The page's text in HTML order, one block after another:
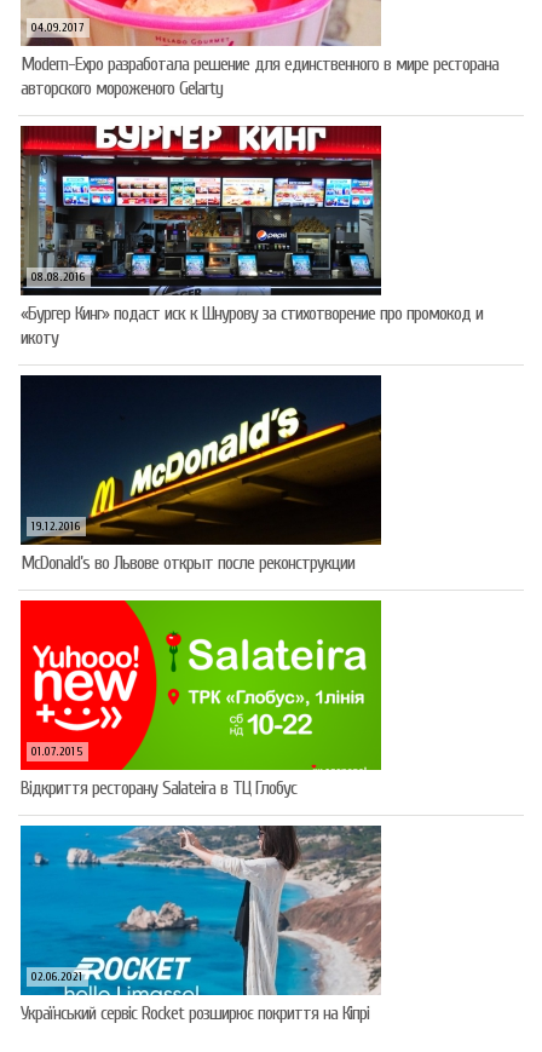
04.09.2017
Modern-Expo разработала решение для единственного в мире ресторана
авторского мороженого Gelarty
08.08.2016
«Бургер Кинг» подаст иск к Шнурову за стихотворение про промокод и
икоту
19.12.2016
McDonald’s во Львове открыт после реконструкции
01.07.2015
Відкриття ресторану Salateirа в ТЦ Глобус
02.06.2021
Український сервіс Rocket розширює покриття на Кіпрі